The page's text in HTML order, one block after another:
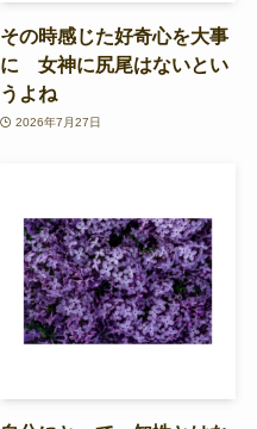
その時感じた好奇心を大事
に 女神に尻尾はないとい
うよね
2026年7月27日